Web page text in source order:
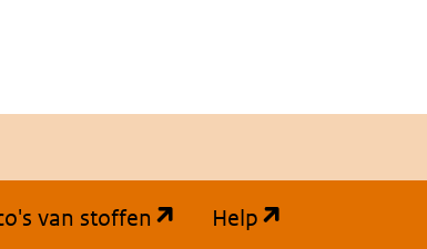
van stoffen (opent in een nieuw
Help